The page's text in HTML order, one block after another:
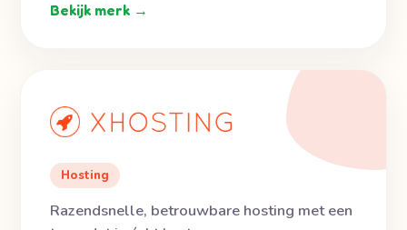
Bekijk merk →
Hosting
Razendsnelle, betrouwbare hosting met een